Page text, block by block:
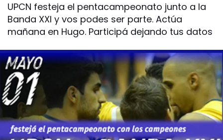
UPCN festeja el pentacampeonato junto a la
Banda XXI y vos podes ser parte. Actúa
mañana en Hugo. Participá dejando tus datos